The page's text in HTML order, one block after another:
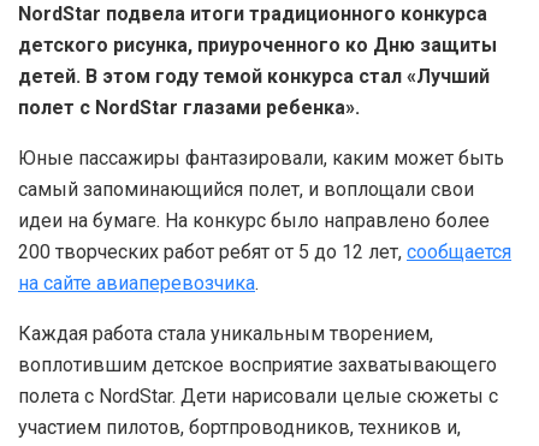
NordStar подвела итоги традиционного конкурса
детского рисунка, приуроченного ко Дню защиты
детей. В этом году темой конкурса стал «Лучший
полет с NordStar глазами ребенка».
Юные пассажиры фантазировали, каким может быть
самый запоминающийся полет, и воплощали свои
идеи на бумаге. На конкурс было направлено более
200 творческих работ ребят от 5 до 12 лет, сообщается
на сайте авиаперевозчика.
Каждая работа стала уникальным творением,
воплотившим детское восприятие захватывающего
полета с NordStar. Дети нарисовали целые сюжеты с
участием пилотов, бортпроводников, техников и,